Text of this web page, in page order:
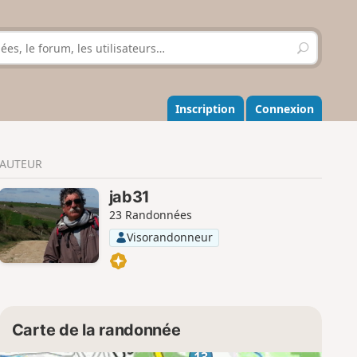
R
e
h
e
r
r
Inscription Connexion
AUTEUR
jab31
23 Randonnées
Visorandonneur
Carte de la randonnée